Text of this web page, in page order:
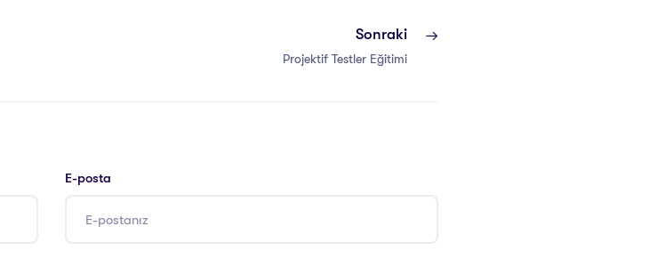
Sonraki
Projektif Testler Eğitimi
E-posta